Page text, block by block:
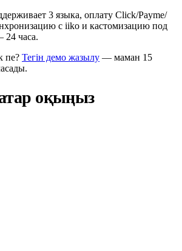
3 языка, оплату Click/Payme/
с iiko и кастомизацию под
24 часа.
пе? Тегін демо жазылу — маман 15
оқыңыз